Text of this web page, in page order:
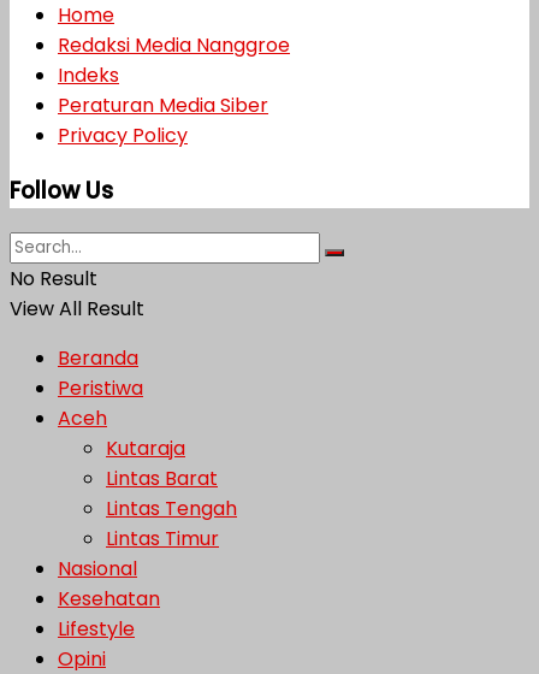
Home
Redaksi Media Nanggroe
Indeks
Peraturan Media Siber
Privacy Policy
Follow Us
No Result
View All Result
Beranda
Peristiwa
Aceh
Kutaraja
Lintas Barat
Lintas Tengah
Lintas Timur
Nasional
Kesehatan
Lifestyle
Opini